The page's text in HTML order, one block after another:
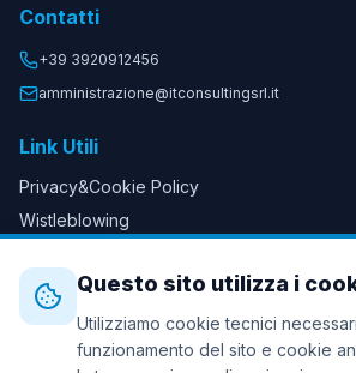
Contatti
+39 3920912456
amministrazione@itconsultingsrl.it
Link Utili
Privacy&Cookie Policy
Wistleblowing
Questo sito utilizza i
Utilizziamo cookie tecnici
funzionamento del sito e cookie